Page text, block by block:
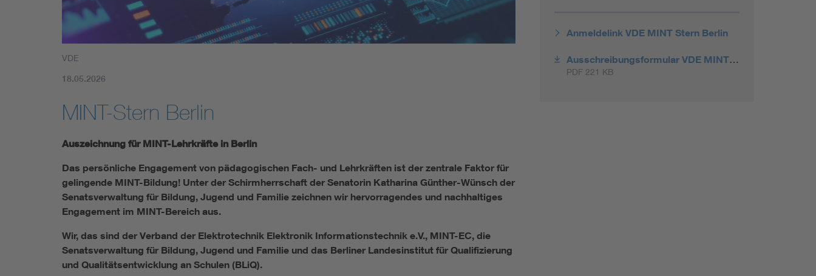
Standards Functional safety
VDE
18.05.2026
MINT-Stern Berlin
Auszeichnung für MINT-Lehrkräfte in Berlin
Das persönliche Engagement von pädagogischen Fach- und Lehrkräften ist der zentrale Faktor für
gelingende MINT-Bildung! Unter der Schirmherrschaft der Senatorin Katharina Günther-Wünsch der
Senatsverwaltung für Bildung, Jugend und Familie zeichnen wir hervorragendes und nachhaltiges
Engagement im MINT-Bereich aus.
Wir, das sind der Verband der Elektrotechnik Elektronik Informationstechnik e.V., MINT-EC, die
Senatsverwaltung für Bildung, Jugend und Familie und das Berliner Landesinstitut für Qualifizierung
und Qualitätsentwicklung an Schulen (BLiQ).
Anmeldelink VDE MINT Stern Berlin
Ausschreibungsformular VDE MINT Stern BERLIN
PDF 221 KB